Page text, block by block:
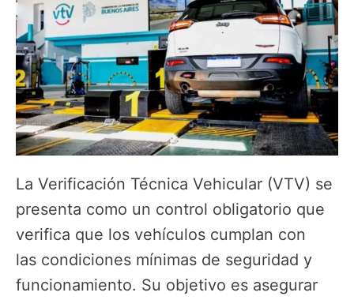
La Verificación Técnica Vehicular (VTV) se
presenta como un control obligatorio que
verifica que los vehículos cumplan con
las condiciones mínimas de seguridad y
funcionamiento. Su objetivo es asegurar